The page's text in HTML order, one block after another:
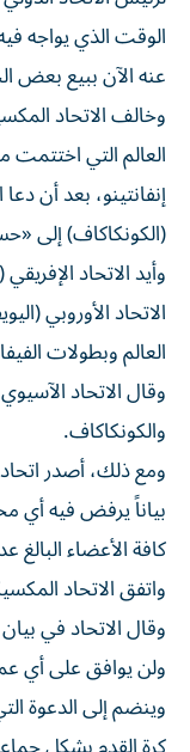
الوقت الذي يواجه
عنه الآن ​ببيع بعض
وخالف الاتحاد
العالم التي
إنفانتينو، بعد ‌أن
(الكونكاكاف) إلى
وأيد الاتحاد
الاتحاد الأوروبي
العالم وبطولات
وقال الاتحاد
والكونكاكاف.
ومع ذلك، أصدر ‌اتحاد
بياناً يرفض فيه أي
كافة الأعضاء البالغ ⁠عددهم
واتفق الاتحاد
وقال الاتحاد في
ولن يوافق على أي
وينضم إلى الدعوة